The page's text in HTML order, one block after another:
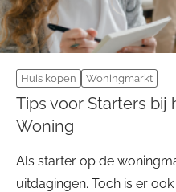
Huis kopen Woningmarkt
Tips voor Starters bij
Woning
Als starter op de
uitdagingen. Toch is er